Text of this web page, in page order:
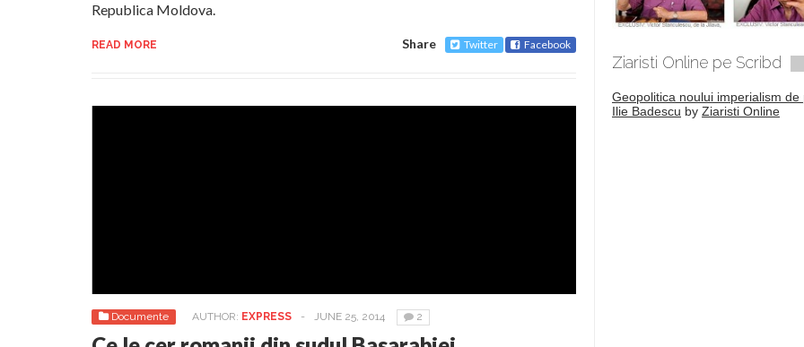
Republica Moldova.
READ MORE Share Twitter Facebook
Documente AUTHOR: EXPRESS - JUNE 25, 2014 2
Ziaristi Online pe Scribd
Geopolitica noului imperialism de
Ilie Badescu by Ziaristi Online